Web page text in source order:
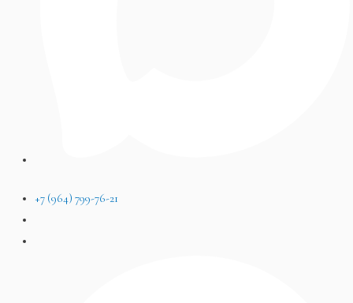
+7 (964) 799-76-21